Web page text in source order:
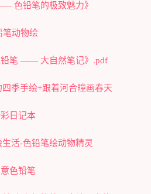
色铅笔的极致魅力》
笔动物绘
铅笔 —— 大自然笔记》.pdf
季手绘+跟着河合瞳画春天
彩日记本
活-色铅笔绘动物精灵
色铅笔